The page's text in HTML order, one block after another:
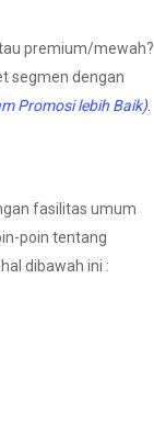
premium/mewah?
segmen dengan
Promosi lebih Baik).
fasilitas umum
poin tentang
dibawah ini :